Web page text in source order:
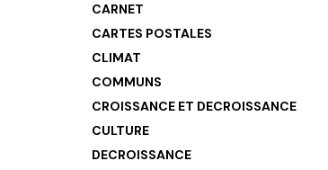
CARNET
CARTES POSTALES
CLIMAT
COMMUNS
CROISSANCE ET DECROISSANCE
CULTURE
DECROISSANCE